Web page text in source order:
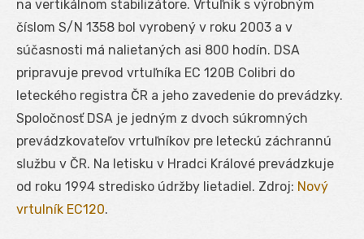
na vertikálnom stabilizátore. Vrtuľník s výrobným
číslom S/N 1358 bol vyrobený v roku 2003 a v
súčasnosti má nalietaných asi 800 hodín. DSA
pripravuje prevod vrtuľníka EC 120B Colibri do
leteckého registra ČR a jeho zavedenie do prevádzky.
Spoločnosť DSA je jedným z dvoch súkromných
prevádzkovateľov vrtuľníkov pre leteckú záchrannú
službu v ČR. Na letisku v Hradci Králové prevádzkuje
od roku 1994 stredisko údržby lietadiel. Zdroj: Nový
vrtulník EC120.